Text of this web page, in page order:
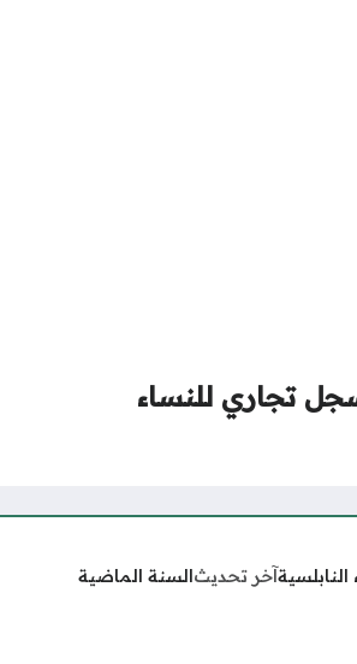
تجاري للنساء
النابلسيةآخر تحديثالسنة الماضية